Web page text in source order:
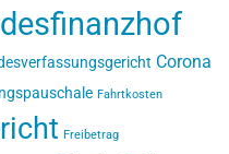
Corona
Fahrtkosten
Freibetrag